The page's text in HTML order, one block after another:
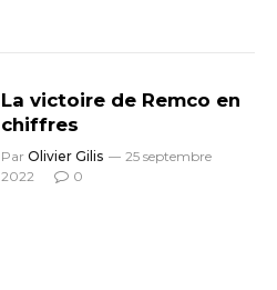
La victoire de Remco en
chiffres
Par Olivier Gilis
25 septembre
2022
0